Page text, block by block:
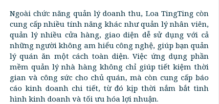
Ngoài chức năng quản lý doanh thu, Loa TingTing còn
cung cấp nhiều tính năng khác như quản lý nhân viên,
quản lý nhiều cửa hàng, giao diện dễ sử dụng với cả
những người không am hiểu công nghệ, giúp bạn quản
lý quán ăn một cách toàn diện. Việc ứng dụng phần
mềm quản lý nhà hàng không chỉ giúp tiết kiệm thời
gian và công sức cho chủ quán, mà còn cung cấp báo
cáo kinh doanh chi tiết, từ đó kịp thời nắm bắt tình
hình kinh doanh và tối ưu hóa lợi nhuận.